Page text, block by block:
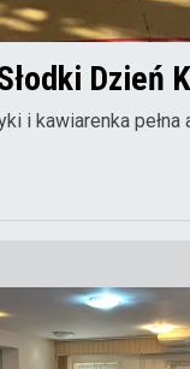
Dzień
i kawiarenka pełna